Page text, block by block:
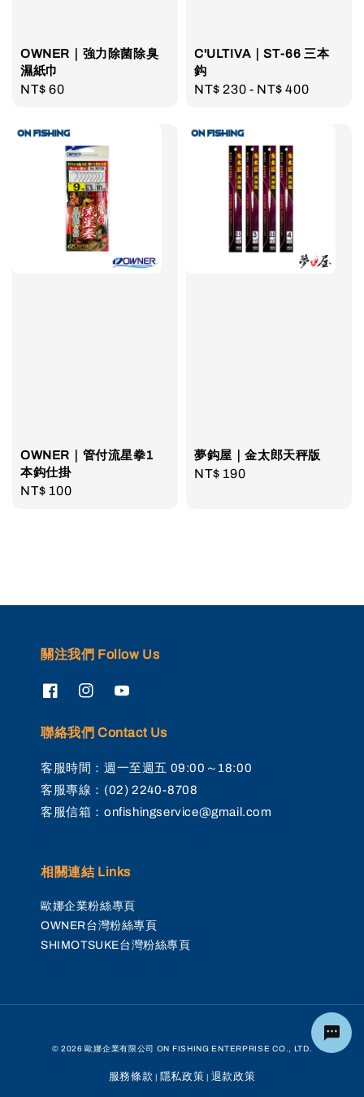
OWNER｜強力除菌除臭
濕紙巾
Regular
NT$ 60
C'ULTIVA｜ST-66 三本
鈎
Regular
NT$ 230 - NT$ 400
OWNER｜管付流星拳1
本鈎仕掛
Regular
NT$ 100
夢鈎屋｜金太郎天秤版
Regular
NT$ 190
關注我們 Follow Us
聯絡我們 Contact Us
客服時間：週一至週五 09:00～18:00
客服專線：(02) 2240-8708
客服信箱：onfishingservice@gmail.com
相關連結 Links
歐娜企業粉絲專頁
OWNER台灣粉絲專頁
SHIMOTSUKE台灣粉絲專頁
© 2026 歐娜企業有限公司 ON FISHING ENTERPRISE CO., LTD.
服務條款 | 隱私政策 | 退款政策